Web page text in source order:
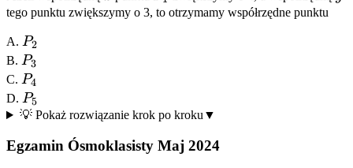
-7
tego punktu zwiększymy o 3, to otrzymamy współrzędne punktu
A. P_2
P2
B. P_3
P3
C. P_4
P4
D. P_5
P5
💡 Pokaż rozwiązanie krok po kroku ▼
Egzamin Ósmoklasisty Maj 2024